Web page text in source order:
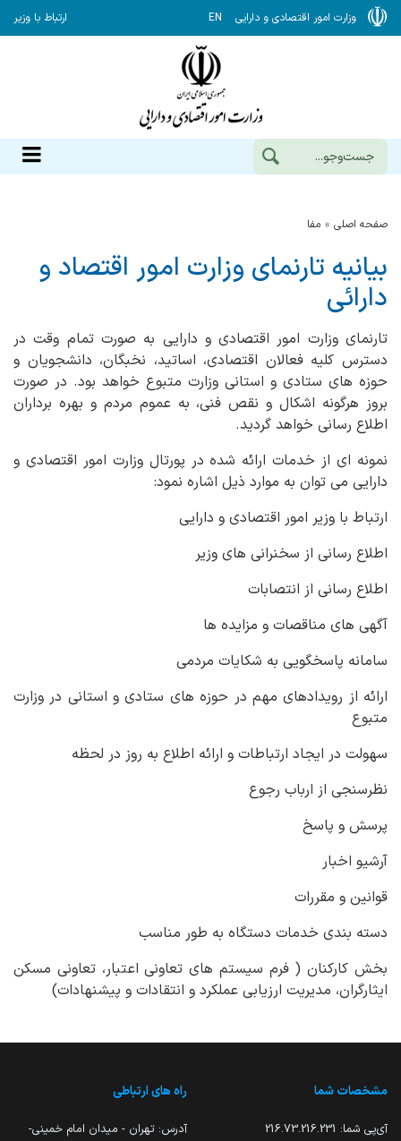
وزارت امور اقتصادی و دارایی EN ارتباط با وزیر
صفحه اصلی مفا
بیانیه تارنمای وزارت امور اقتصاد و
دارائی
تارنمای وزارت امور اقتصادی و دارایی به صورت تمام وقت در
دسترس کلیه فعالان اقتصادی، اساتید، نخبگان، دانشجویان و
حوزه های ستادی و استانی وزارت متبوع خواهد بود. در صورت
بروز هرگونه اشکال و نقص فنی، به عموم مردم و بهره برداران
اطلاع رسانی خواهد گردید.
نمونه ای از خدمات ارائه شده در پورتال وزارت امور اقتصادی و
دارایی می توان به موارد ذیل اشاره نمود:
ارتباط با وزیر امور اقتصادی و دارایی
اطلاع رسانی از سخنرانی های وزیر
اطلاع رسانی از انتصابات
آگهی های مناقصات و مزایده ها
سامانه پاسخگویی به شکایات مردمی
ارائه از رویدادهای مهم در حوزه های ستادی و استانی در وزارت
متبوع
سهولت در ایجاد ارتباطات و ارائه اطلاع به روز در لحظه
نظرسنجی از ارباب رجوع
پرسش و پاسخ
آرشیو اخبار
قوانین و مقررات
دسته بندی خدمات دستگاه به طور مناسب
بخش کارکنان ( فرم سیستم های تعاونی اعتبار، تعاونی مسکن
ایثارگران، مدیریت ارزیابی عملکرد و انتقادات و پیشنهادات)
مشخصات شما
آی‌پی شما: 216.73.216.231
راه های ارتباطی
آدرس: تهران - میدان امام خمینی-